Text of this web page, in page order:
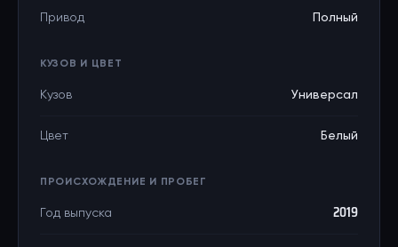
Привод Полный
КУЗОВ И ЦВЕТ
Кузов Универсал
Цвет Белый
ПРОИСХОЖДЕНИЕ И ПРОБЕГ
Год выпуска 2019